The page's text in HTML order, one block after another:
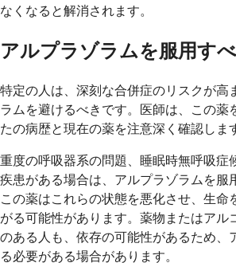
なくなると解消されます。
アルプラゾラムを服用す
特定の人は、深刻な合併症のリスクが高
ラムを避けるべきです。医師は、この薬
たの病歴と現在の薬を注意深く確認しま
重度の呼吸器系の問題、睡眠時無呼吸症
疾患がある場合は、アルプラゾラムを服
この薬はこれらの状態を悪化させ、生命
がる可能性があります。薬物またはアル
のある人も、依存の可能性があるため、
る必要がある場合があります。